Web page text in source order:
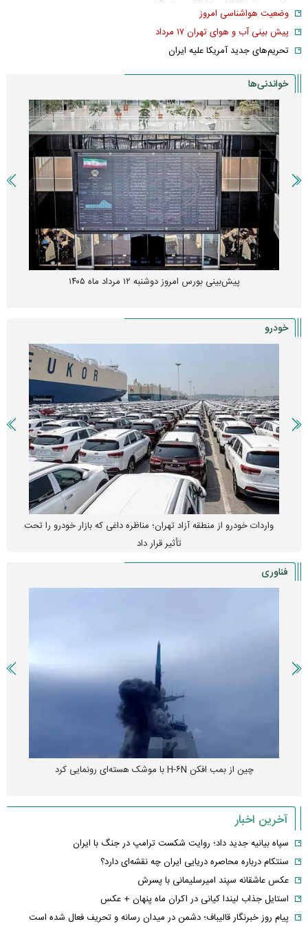
وضعیت هواشناسی امروز
پیش بینی آب و هوای تهران ۱۷ مرداد
تحریم‌های جدید آمریکا علیه ایران
خواندنی‌ها
پیش‌بینی بورس امروز دوشنبه ۱۲ مرداد ماه ۱۴۰۵
خودرو
واردات خودرو از منطقه آزاد تهران؛ مناظره داغی که بازار خودرو را تحت
تأثیر قرار داد
فناوری
چین از بمب افکن H-۶N با موشک هسته‌ای رونمایی کرد
آخرین اخبار
سپاه بیانیه جدید داد؛ روایت شکست ترامپ در جنگ با ایران
سنتکام درباره محاصره دریایی ایران چه نقشه‌ای دارد؟
عکس عاشقانه سپند امیرسلیمانی با پسرش
استایل جذاب لیندا کیانی در اکران ماه پنهان + عکس
پیام روز خبرنگار قالیباف؛ دشمن در میدان رسانه و تحریف فعال شده است